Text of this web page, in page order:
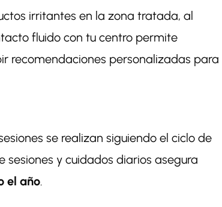
irritantes en la zona tratada, al
fluido con tu centro permite
recomendaciones personalizadas para
se realizan siguiendo el ciclo de
y cuidados diarios asegura
el año.